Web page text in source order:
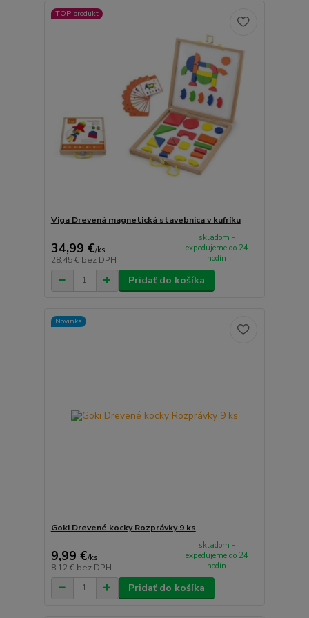
TOP produkt
Viga Drevená magnetická stavebnica v kufríku
34,99 €/ks
28,45 € bez DPH
skladom -
expedujeme do 24
hodín
Pridať do košíka
Novinka
Goki Drevené kocky Rozprávky 9 ks
9,99 €/ks
8,12 € bez DPH
skladom -
expedujeme do 24
hodín
Pridať do košíka